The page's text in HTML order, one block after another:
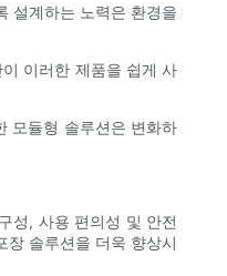
설계하는 노력은 환경을
이러한 제품을 쉽게 사
모듈형 솔루션은 변화하
성, 사용 편의성 및 안전
솔루션을 더욱 향상시